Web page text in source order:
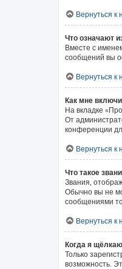
Вернуться к
Что означают
Вместе с
сообщений вы
Вернуться к
Как мне
На вкладке
От
конференции
Вернуться к
Что такое
Звания,
Обычно вы не
сообщениями
Вернуться к
Когда я
Только
возможность.